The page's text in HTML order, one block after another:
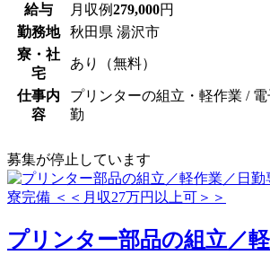
給与 月収例279,000円
勤務地
秋田県 湯沢市
寮・社
宅
あり（無料）
仕事内
容
プリンターの組立・軽作業 / 電
勤
募集が停止しています
プリンター部品の組立／